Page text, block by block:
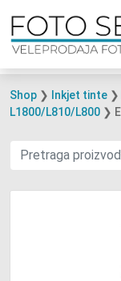
Shop ❯ Inkjet tinte ❯
L1800/L810/L800 ❯